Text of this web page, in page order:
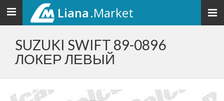
Toggle
navigation
Liana.Market
SUZUKI SWIFT 89-0896
ЛОКЕР ЛЕВЫЙ